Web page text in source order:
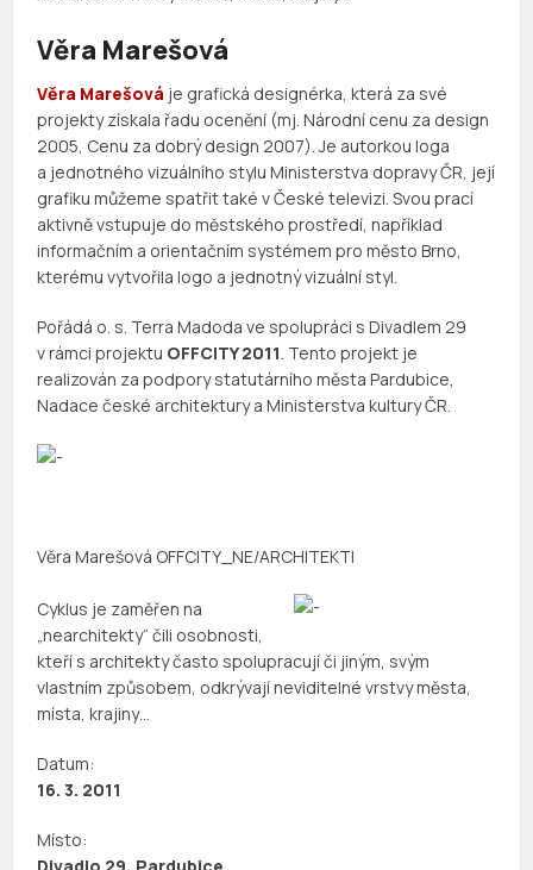
Věra Marešová
Věra Marešová je grafická designérka, která za své
projekty získala řadu ocenění (mj. Národní cenu za design
2005, Cenu za dobrý design 2007). Je autorkou loga
a jednotného vizuálního stylu Ministerstva dopravy ČR, její
grafiku můžeme spatřit také v České televizi. Svou prací
aktivně vstupuje do městského prostředí, například
informačním a orientačním systémem pro město Brno,
kterému vytvořila logo a jednotný vizuální styl.
Pořádá o. s. Terra Madoda ve spolupráci s Divadlem 29
v rámci projektu OFFCITY 2011. Tento projekt je
realizován za podpory statutárního města Pardubice,
Nadace české architektury a Ministerstva kultury ČR.
Věra Marešová OFFCITY_NE/ARCHITEKTI
Cyklus je zaměřen na
„nearchitekty“ čili osobnosti,
kteří s architekty často spolupracují či jiným, svým
vlastním způsobem, odkrývají neviditelné vrstvy města,
místa, krajiny…
Datum:
16. 3. 2011
Místo: